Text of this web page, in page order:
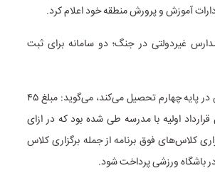
آموزش و پرورش منطقه خود اعلام کرد.
غیردولتی در جنگ؛ دو سامانه برای ثبت
یک مادر که فرزندش در پایه چهارم تحصیل می‌کند، می‌گوید: مبلغ ۴۵
قرارداد اولیه با مدرسه طی شده بود که در ازای
کلاس‌های فوق برنامه از جمله برگزاری کلاس
باشگاه ورزشی پرداخت شود.